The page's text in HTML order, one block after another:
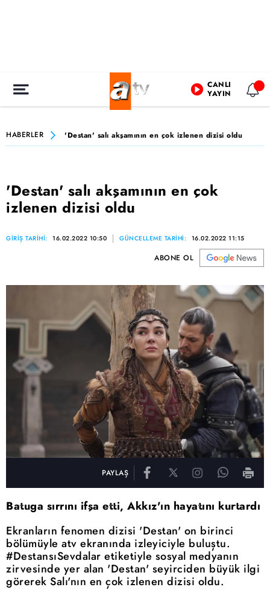
CANLI
YAYIN
HABERLER 'Destan' salı akşamının en çok izlenen dizisi oldu
'Destan' salı akşamının en çok
izlenen dizisi oldu
GİRİŞ TARİHİ: 16.02.2022 10:50 GÜNCELLEME TARİHİ: 16.02.2022 11:15
ABONE OL
PAYLAŞ
Batuga sırrını ifşa etti, Akkız'ın hayatını kurtardı
Ekranların fenomen dizisi 'Destan' on birinci
bölümüyle atv ekranında izleyiciyle buluştu.
#DestansıSevdalar etiketiyle sosyal medyanın
zirvesinde yer alan 'Destan' seyirciden büyük ilgi
görerek Salı'nın en çok izlenen dizisi oldu.